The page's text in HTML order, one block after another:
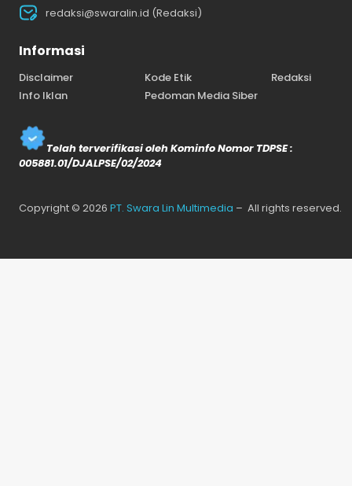
redaksi@swaralin.id (Redaksi)
Informasi
Disclaimer Kode Etik
Redaksi
Info Iklan
Pedoman Media Siber
Telah terverifikasi oleh Kominfo Nomor TDPSE :
005881.01/DJALPSE/02/2024
Copyright © 2026 PT. Swara Lin Multimedia – All rights reserved.